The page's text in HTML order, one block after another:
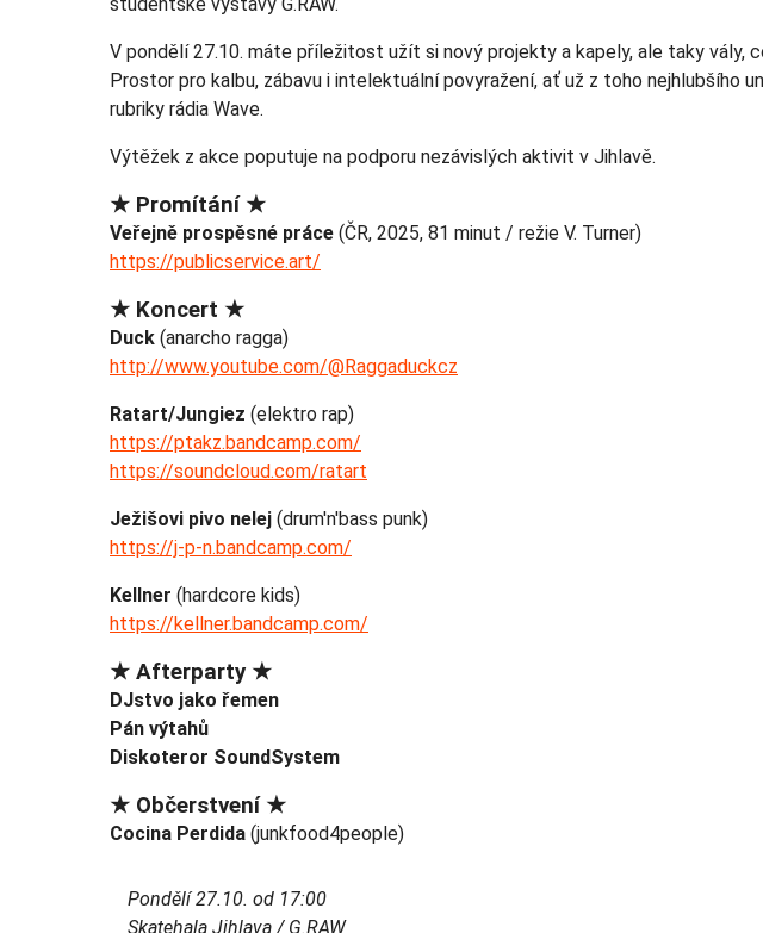
studentské výstavy G.RAW.
V pondělí 27.10. máte příležitost užít si nový projekty a kapely, ale taky vály,
Prostor pro kalbu, zábavu i intelektuální povyražení, ať už z toho nejhlubšího
rubriky rádia Wave.
Výtěžek z akce poputuje na podporu nezávislých aktivit v Jihlavě.
★ Promítání ★
Veřejně prospěsné práce (ČR, 2025, 81 minut / režie V. Turner)
https://publicservice.art/
★ Koncert ★
Duck (anarcho ragga)
http://www.youtube.com/@Raggaduckcz
Ratart/Jungiez (elektro rap)
https://ptakz.bandcamp.com/
https://soundcloud.com/ratart
Ježišovi pivo nelej (drum'n'bass punk)
https://j-p-n.bandcamp.com/
Kellner (hardcore kids)
https://kellner.bandcamp.com/
★ Afterparty ★
DJstvo jako řemen
Pán výtahů
Diskoteror SoundSystem
★ Občerstvení ★
Cocina Perdida (junkfood4people)
Pondělí 27.10. od 17:00
Skatehala Jihlava / G.RAW